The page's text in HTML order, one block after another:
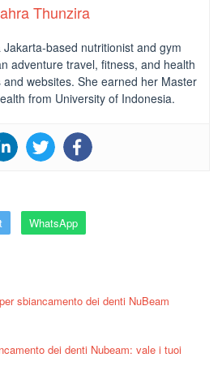
Thunzira
based nutritionist and gym
adventure travel, fitness, and health
websites. She earned her Master
from University of Indonesia.
WhatsApp
sbiancamento dei denti NuBeam
dei denti Nubeam: vale i tuoi